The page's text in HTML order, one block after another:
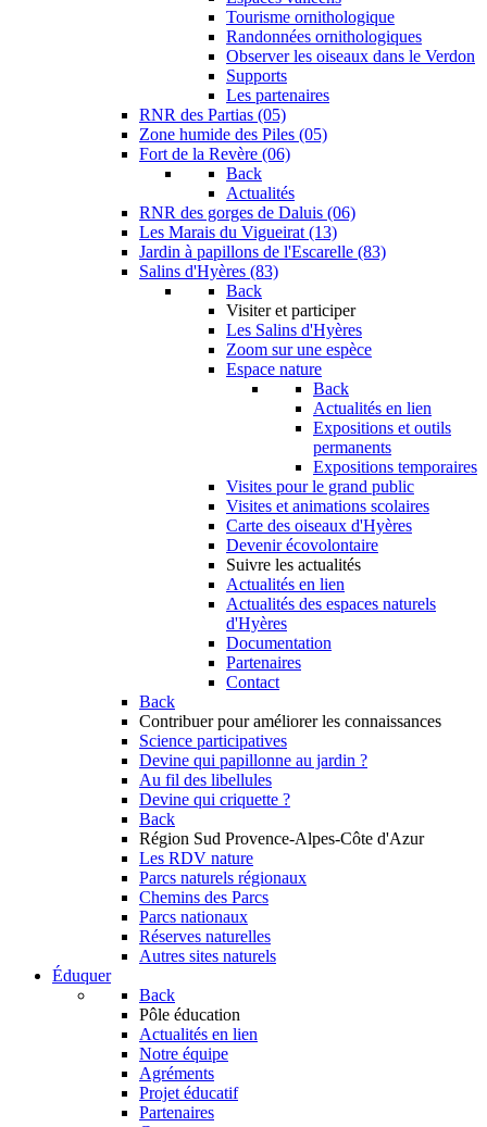
Tourisme ornithologique
Randonnées ornithologiques
Observer les oiseaux dans le Verdon
Supports
Les partenaires
RNR des Partias (05)
Zone humide des Piles (05)
Fort de la Revère (06)
Back
Actualités
RNR des gorges de Daluis (06)
Les Marais du Vigueirat (13)
Jardin à papillons de l'Escarelle (83)
Salins d'Hyères (83)
Back
Visiter et participer
Les Salins d'Hyères
Zoom sur une espèce
Espace nature
Back
Actualités en lien
Expositions et outils
permanents
Expositions temporaires
Visites pour le grand public
Visites et animations scolaires
Carte des oiseaux d'Hyères
Devenir écovolontaire
Suivre les actualités
Actualités en lien
Actualités des espaces naturels
d'Hyères
Documentation
Partenaires
Contact
Back
Contribuer pour améliorer les connaissances
Science participatives
Devine qui papillonne au jardin ?
Au fil des libellules
Devine qui criquette ?
Back
Région Sud Provence-Alpes-Côte d'Azur
Les RDV nature
Parcs naturels régionaux
Chemins des Parcs
Parcs nationaux
Réserves naturelles
Autres sites naturels
Éduquer
Back
Pôle éducation
Actualités en lien
Notre équipe
Agréments
Projet éducatif
Partenaires